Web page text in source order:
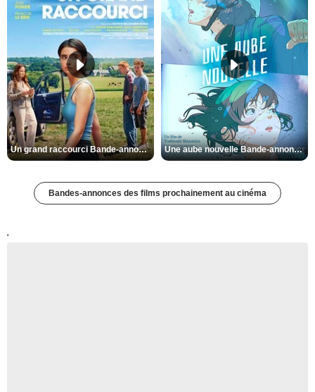
Un grand raccourci Bande-annonce VF Une aube nouvelle Bande-annonce VO STFR
Bandes-annonces des films prochainement au cinéma
'